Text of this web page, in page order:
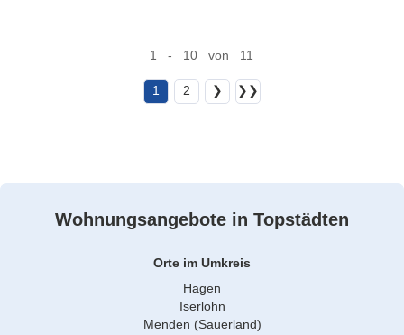
1 - 10 von 11
1 2 ❯ ❯❯
Wohnungsangebote in Topstädten
Orte im Umkreis
Hagen
Iserlohn
Menden (Sauerland)